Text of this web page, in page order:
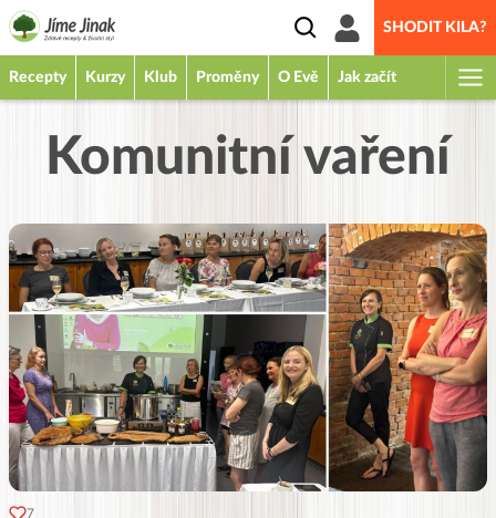
SHODIT KILA?
Recepty Kurzy Klub Proměny O Evě Jak začít
Komunitní vaření
7